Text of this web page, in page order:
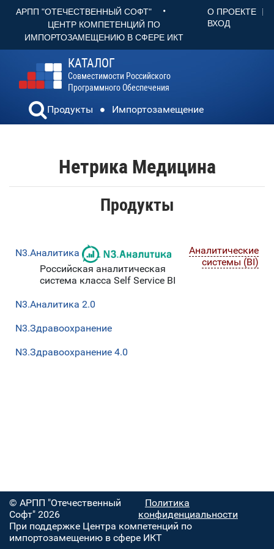
АРПП "ОТЕЧЕСТВЕННЫЙ СОФТ" •
ЦЕНТР КОМПЕТЕНЦИЙ ПО
ИМПОРТОЗАМЕЩЕНИЮ В СФЕРЕ ИКТ
О ПРОЕКТЕ
ВХОД
КАТАЛОГ
Совместимости Российского
Программного Обеспечения
Продукты Импортозамещение
Нетрика Медицина
Продукты
N3.Аналитика
Российская аналитическая
система класса Self Service BI
Аналитические
системы (BI)
N3.Аналитика 2.0
N3.Здравоохранение
N3.Здравоохранение 4.0
© АРПП "Отечественный
Софт" 2026
Политика
конфиденциальности
При поддержке Центра компетенций по
импортозамещению в сфере ИКТ